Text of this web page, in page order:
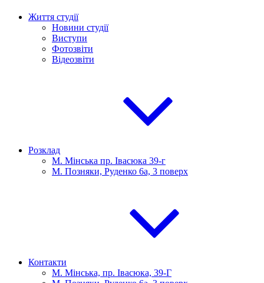
Життя студії
Новини студії
Виступи
Фотозвіти
Відеозвіти
Розклад
М. Мінська пр. Івасюка 39-г
М. Позняки, Руденко 6а, 3 поверх
Контакти
М. Мінська, пр. Івасюка, 39-Г